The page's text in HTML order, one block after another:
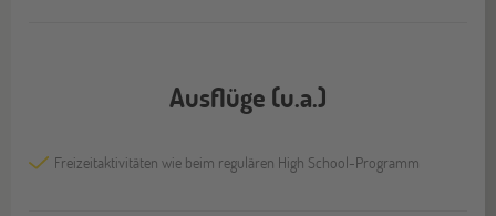
Ausflüge (u.a.)
Freizeitaktivitäten wie beim regulären High School-Programm